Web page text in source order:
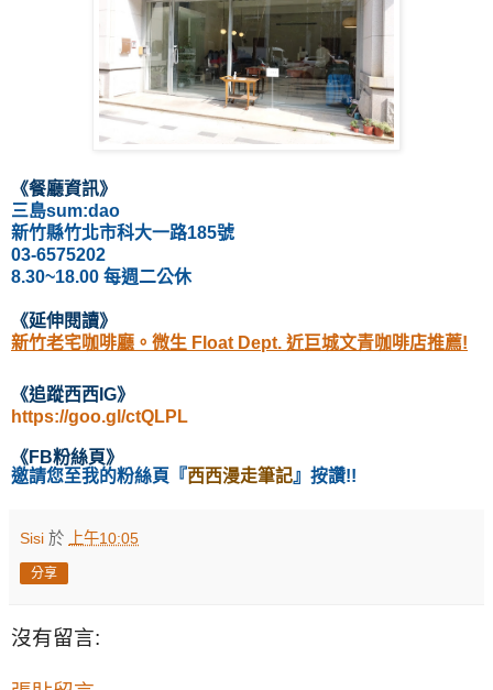
《餐廳資訊》
三島sum:dao
新竹縣竹北市科大一路185號
03-6575202
8.30~18.00 每週二公休
《延伸閱讀》
新竹老宅咖啡廳。微生 Float Dept. 近巨城文青咖啡店推薦!
《追蹤西西IG》
https://goo.gl/ctQLPL
《FB粉絲頁》
邀請您至我的粉絲頁
『西西漫走筆記』按讚!!
Sisi 於 上午10:05
分享
沒有留言: